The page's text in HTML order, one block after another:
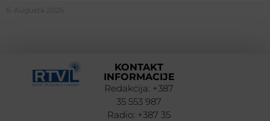
6. Augusta 2026.
KONTAKT
INFORMACIJE
Redakcija: +387
35 553 987
Radio: +387 35